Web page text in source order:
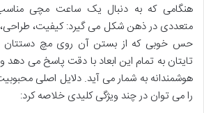
هنگامی که به دنبال یک ساعت مچی
متعددی در ذهن شکل می گیرد: کیفیت، طراحی،
حس خوبی که از بستن آن روی مچ
تایتان به تمام این ابعاد با دقت پاسخ می دهد
هوشمندانه به شمار می آید. دلایل اصلی
را می توان در چند ویژگی کلیدی خلاصه کرد: